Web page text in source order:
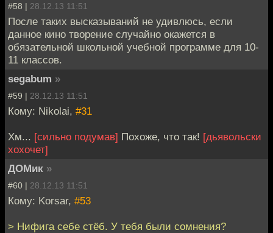
#58 | 28.12.13 11:51
После таких высказываний не удивлюсь, если
данное кино творение случайно окажется в
обязательной школьной учебной программе для 10-
11 классов.
segabum »
#59 | 28.12.13 11:51
Кому: Nikolai, #31
Хм... [сильно подумав] Похоже, что так! [дьявольски
хохочет]
ДОМик »
#60 | 28.12.13 11:51
Кому: Korsar, #53
> Нифига себе стёб. У тебя были сомнения?